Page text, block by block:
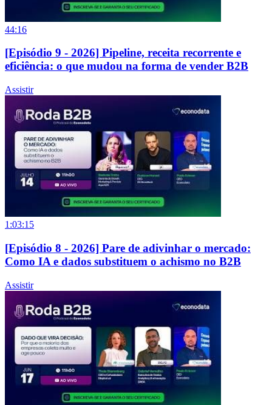
44:16
[Episódio 9 - 2026] Pipeline, receita recorrente e
eficiência: o que mudou na forma de vender B2B
Assistir
1:03:15
[Episódio 8 - 2026] Pare de adivinhar o mercado:
Como IA e dados substituem o achismo no B2B
Assistir